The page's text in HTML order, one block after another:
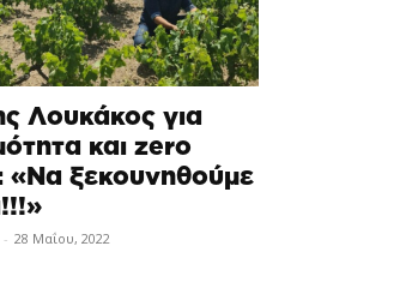
Λουκάκος για
και zero
«Να ξεκουνηθούμε
- 28 Μαΐου, 2022